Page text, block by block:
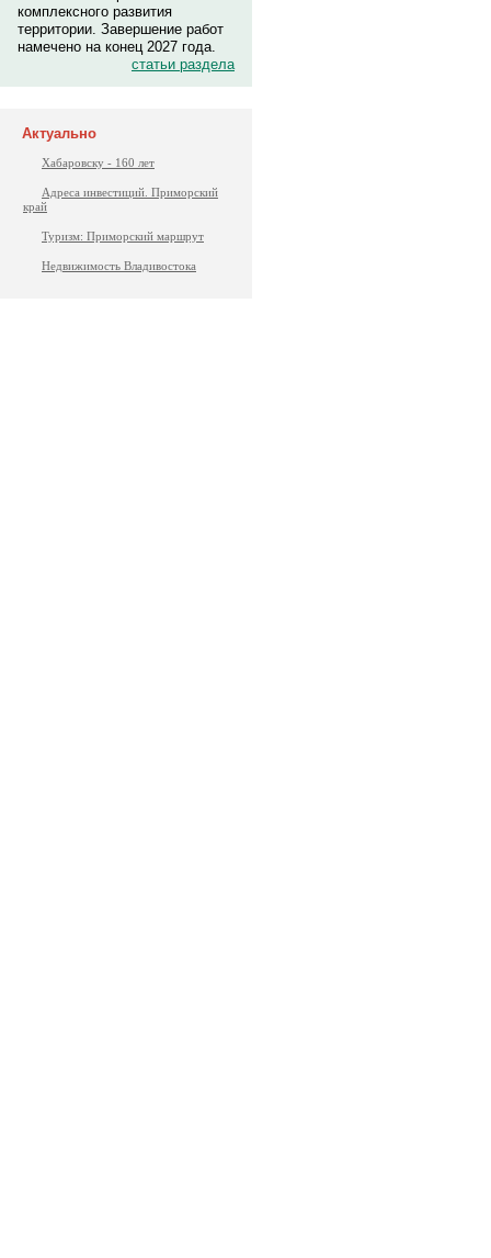
комплексного развития
территории. Завершение работ
намечено на конец 2027 года.
статьи раздела
Актуально
Хабаровску - 160 лет
Адреса инвестиций. Приморский
край
Туризм: Приморский маршрут
Недвижимость Владивостока